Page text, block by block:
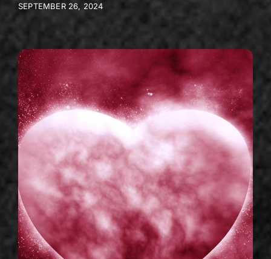
SEPTEMBER 26, 2024